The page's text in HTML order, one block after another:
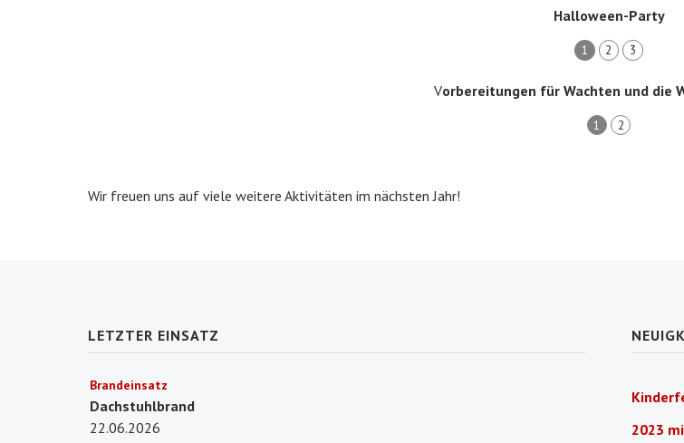
Halloween-Party
1 2 3
Vorbereitungen für Wachten und die
1 2
Wir freuen uns auf viele weitere Aktivitäten im nächsten Jahr!
LETZTER EINSATZ
Brandeinsatz
Dachstuhlbrand
22.06.2026
2023